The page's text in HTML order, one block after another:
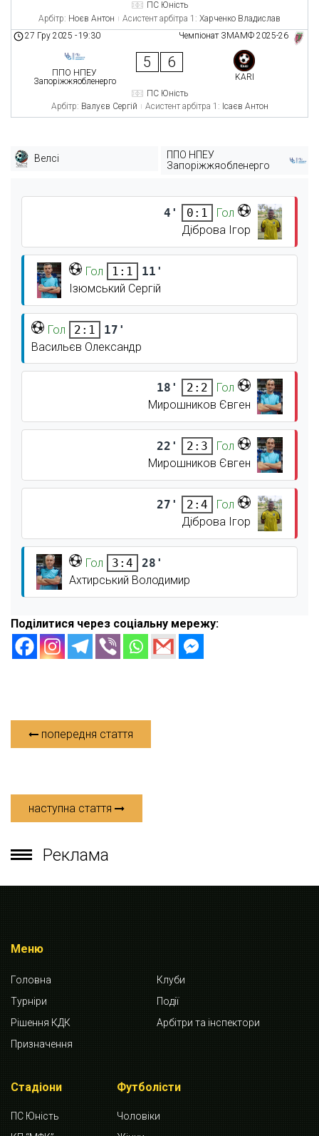
ПС Юність
Арбітр: Ноєв Антон Асистент арбітра 1: Харченко Владислав
Чемпіонат ЗМАМФ 2025-26
27 Гру 2025 -19:30
ППО НПЕУ
Запоріжжяобленерго
5 6
KARI
ПС Юність
Арбітр: Валуєв Сергій Асистент арбітра 1: Ісаєв Антон
Велсі
ППО НПЕУ
Запоріжжяобленерго
4' 0:1
Гол
Діброва Ігор
Гол 1:1
11'
Ізюмський Сергій
Гол 2:1
17'
Васильєв Олександр
18' 2:2
Гол
Мирошников Євген
22' 2:3
Гол
Мирошников Євген
27' 2:4
Гол
Діброва Ігор
Гол 3:4
28'
Ахтирський Володимир
Поділитися через соціальну мережу:
попередня стаття
наступна стаття
Реклама
Меню
Головна
Клуби
Турніри
Події
Рішення КДК
Арбітри та інспектори
Призначення
Стадіони
ПС Юність
Футболісти
Чоловіки